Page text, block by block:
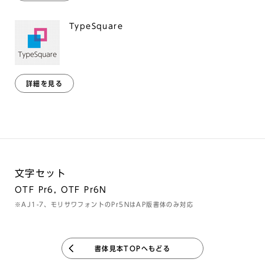
TypeSquare
詳細を見る
文字セット
OTF Pr6, OTF Pr6N
※AJ1-7、モリサワフォントのPr5NはAP版書体のみ対応
書体見本TOPへもどる